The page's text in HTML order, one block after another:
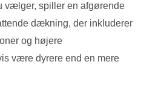
vælger, spiller en afgørende
dækning, der inkluderer
og højere
være dyrere end en mere